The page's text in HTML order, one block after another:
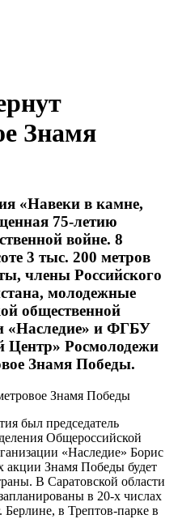
Знамя
«Навеки в камне,
75-летию
войне. 8
3 тыс. 200 метров
члены Российского
молодежные
общественной
«Наследие» и ФГБУ
Росмолодежи
Знамя Победы.
был председатель
Общероссийской
«Наследие» Борис
акции Знамя Победы будет
В Саратовской области
в 20-х числах
в Трептов-парке в